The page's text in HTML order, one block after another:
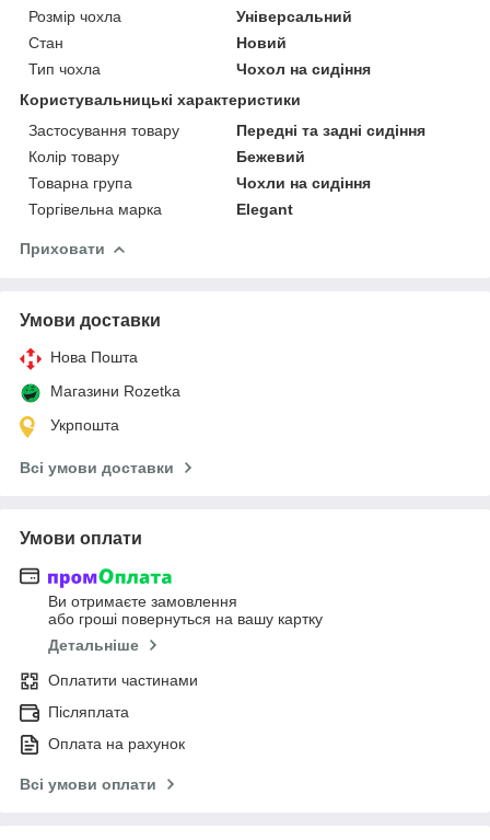
Розмір чохла
Універсальний
Стан
Новий
Тип чохла
Чохол на сидіння
Користувальницькі характеристики
Застосування товару
Передні та задні сидіння
Колір товару
Бежевий
Товарна група
Чохли на сидіння
Торгівельна марка
Elegant
Приховати
Умови доставки
Нова Пошта
Магазини Rozetka
Укрпошта
Всі умови доставки
Умови оплати
Ви отримаєте замовлення
або гроші повернуться на вашу картку
Детальніше
Оплатити частинами
Післяплата
Оплата на рахунок
Всі умови оплати